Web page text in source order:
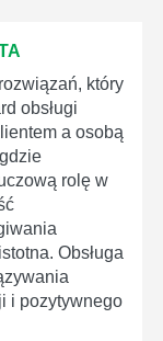
który
obsługi
a osobą
rolę w
Obsługa
i pozytywnego